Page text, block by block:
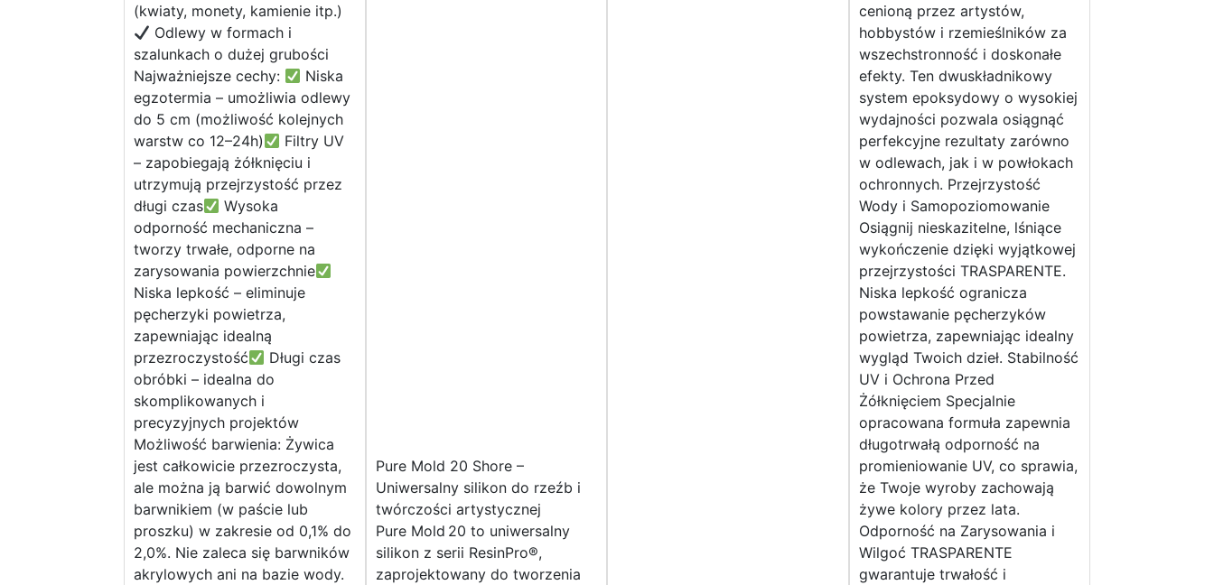
(kwiaty, monety, kamienie itp.)
Odlewy w formach i
szalunkach o dużej grubości
Najważniejsze cechy:
Niska
egzotermia – umożliwia odlewy
do 5 cm (możliwość kolejnych
warstw co 12–24h)
Filtry UV
– zapobiegają żółknięciu i
utrzymują przejrzystość przez
długi czas
Wysoka
odporność mechaniczna –
tworzy trwałe, odporne na
zarysowania powierzchnie
Niska lepkość – eliminuje
pęcherzyki powietrza,
zapewniając idealną
przezroczystość
Długi czas
obróbki – idealna do
skomplikowanych i
precyzyjnych projektów
Możliwość barwienia: Żywica
jest całkowicie przezroczysta,
ale można ją barwić dowolnym
barwnikiem (w paście lub
proszku) w zakresie od 0,1% do
2,0%. Nie zaleca się barwników
akrylowych ani na bazie wody.
Pure Mold 20 Shore –
Uniwersalny silikon do rzeźb i
twórczości artystycznej
Pure Mold 20 to uniwersalny
silikon z serii ResinPro®,
zaprojektowany do tworzenia
cenioną przez artystów,
hobbystów i rzemieślników za
wszechstronność i doskonałe
efekty. Ten dwuskładnikowy
system epoksydowy o wysokiej
wydajności pozwala osiągnąć
perfekcyjne rezultaty zarówno
w odlewach, jak i w powłokach
ochronnych. Przejrzystość
Wody i Samopoziomowanie
Osiągnij nieskazitelne, lśniące
wykończenie dzięki wyjątkowej
przejrzystości TRASPARENTE.
Niska lepkość ogranicza
powstawanie pęcherzyków
powietrza, zapewniając idealny
wygląd Twoich dzieł. Stabilność
UV i Ochrona Przed
Żółknięciem Specjalnie
opracowana formuła zapewnia
długotrwałą odporność na
promieniowanie UV, co sprawia,
że Twoje wyroby zachowają
żywe kolory przez lata.
Odporność na Zarysowania i
Wilgoć TRASPARENTE
gwarantuje trwałość i